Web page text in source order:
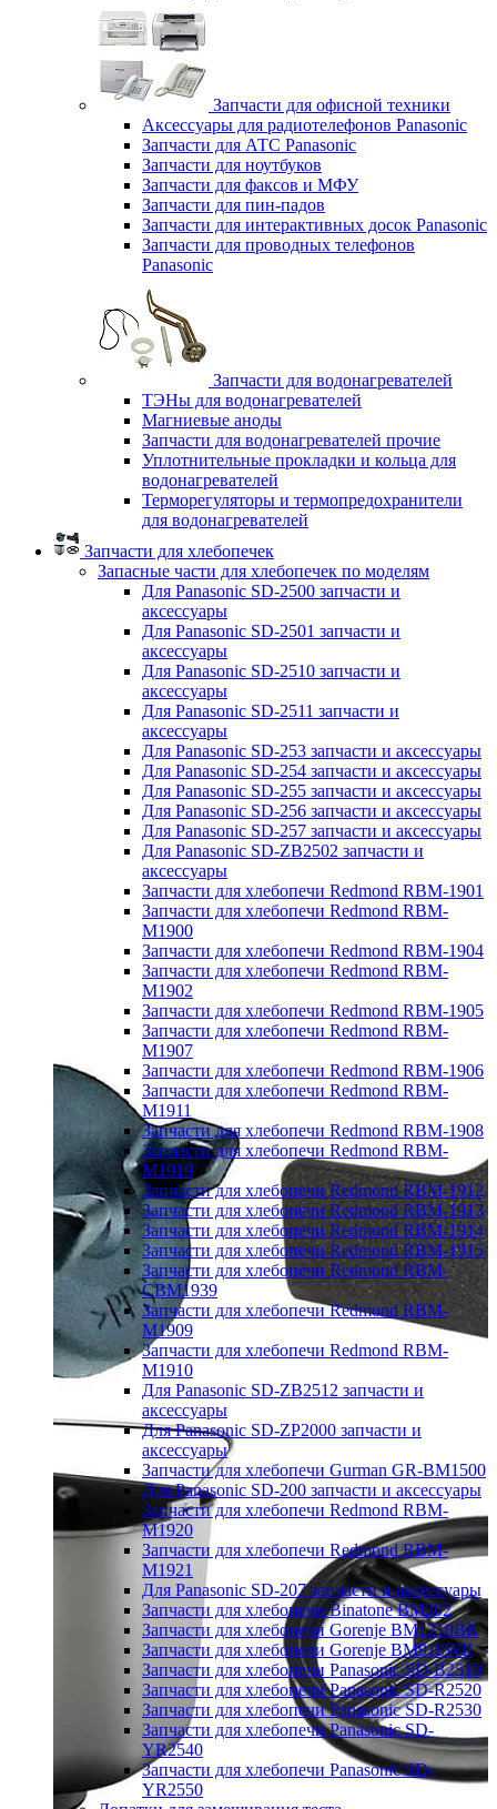
Запчасти для офисной техники
Аксессуары для радиотелефонов Panasonic
Запчасти для АТС Panasonic
Запчасти для ноутбуков
Запчасти для факсов и МФУ
Запчасти для пин-падов
Запчасти для интерактивных досок Panasonic
Запчасти для проводных телефонов
Panasonic
Запчасти для водонагревателей
ТЭНы для водонагревателей
Магниевые аноды
Запчасти для водонагревателей прочие
Уплотнительные прокладки и кольца для
водонагревателей
Терморегуляторы и термопредохранители
для водонагревателей
Запчасти для хлебопечек
Запасные части для хлебопечек по моделям
Для Panasonic SD-2500 запчасти и
аксессуары
Для Panasonic SD-2501 запчасти и
аксессуары
Для Panasonic SD-2510 запчасти и
аксессуары
Для Panasonic SD-2511 запчасти и
аксессуары
Для Panasonic SD-253 запчасти и аксессуары
Для Panasonic SD-254 запчасти и аксессуары
Для Panasonic SD-255 запчасти и аксессуары
Для Panasonic SD-256 запчасти и аксессуары
Для Panasonic SD-257 запчасти и аксессуары
Для Panasonic SD-ZB2502 запчасти и
аксессуары
Запчасти для хлебопечи Redmond RBM-1901
Запчасти для хлебопечи Redmond RBM-
M1900
Запчасти для хлебопечи Redmond RBM-1904
Запчасти для хлебопечи Redmond RBM-
M1902
Запчасти для хлебопечи Redmond RBM-1905
Запчасти для хлебопечи Redmond RBM-
M1907
Запчасти для хлебопечи Redmond RBM-1906
Запчасти для хлебопечи Redmond RBM-
M1911
Запчасти для хлебопечи Redmond RBM-1908
Запчасти для хлебопечи Redmond RBM-
M1919
Запчасти для хлебопечи Redmond RBM-1912
Запчасти для хлебопечи Redmond RBM-1913
Запчасти для хлебопечи Redmond RBM-1914
Запчасти для хлебопечи Redmond RBM-1915
Запчасти для хлебопечи Redmond RBM-
CBM1939
Запчасти для хлебопечи Redmond RBM-
M1909
Запчасти для хлебопечи Redmond RBM-
M1910
Для Panasonic SD-ZB2512 запчасти и
аксессуары
Для Panasonic SD-ZP2000 запчасти и
аксессуары
Запчасти для хлебопечи Gurman GR-BM1500
Для Panasonic SD-200 запчасти и аксессуары
Запчасти для хлебопечи Redmond RBM-
M1920
Запчасти для хлебопечи Redmond RBM-
M1921
Для Panasonic SD-207 запчасти и аксессуары
Запчасти для хлебопечи Binatone BM202
Запчасти для хлебопечи Gorenje BM1210BK
Запчасти для хлебопечи Gorenje BM910WII
Запчасти для хлебопечи Panasonic SD-B2510
Запчасти для хлебопечи Panasonic SD-R2520
Запчасти для хлебопечи Panasonic SD-R2530
Запчасти для хлебопечи Panasonic SD-
YR2540
Запчасти для хлебопечи Panasonic SD-
YR2550